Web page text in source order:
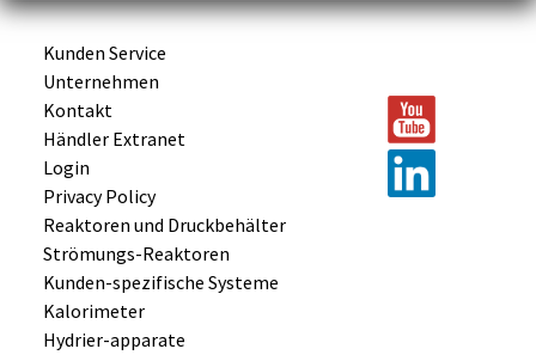
Kunden Service
Unternehmen
Kontakt
Händler Extranet
Login
Privacy Policy
Reaktoren und Druckbehälter
Strömungs-Reaktoren
Kunden-spezifische Systeme
Kalorimeter
Hydrier-apparate